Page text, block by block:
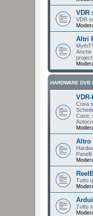
VDR
VDR
Altri
Anche
HARDWARE DVB
Cosa
Case,
Altro
Tutto
Tutto